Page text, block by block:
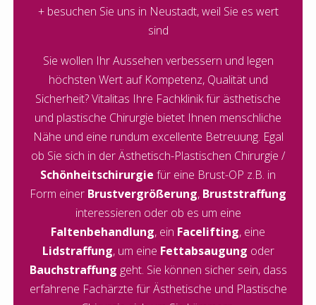
+ besuchen Sie uns in Neustadt, weil Sie es wert
sind
Sie wollen Ihr Aussehen verbessern und legen
höchsten Wert auf Kompetenz, Qualität und
Sicherheit? Vitalitas Ihre Fachklinik für ästhetische
und plastische Chirurgie bietet Ihnen menschliche
Nähe und eine rundum excellente Betreuung. Egal
ob Sie sich in der Ästhetisch-Plastischen Chirurgie /
Schönheitschirurgie für eine Brust-OP z.B. in
Form einer Brustvergrößerung, Bruststraffung
interessieren oder ob es um eine
Faltenbehandlung, ein Facelifting, eine
Lidstraffung, um eine Fettabsaugung oder
Bauchstraffung geht. Sie können sicher sein, dass
erfahrene Fachärzte für Ästhetische und Plastische